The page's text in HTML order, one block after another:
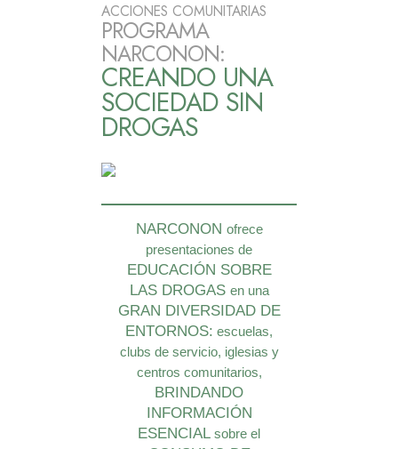
ACCIONES COMUNITARIAS
PROGRAMA
NARCONON:
CREANDO UNA
SOCIEDAD SIN
DROGAS
NARCONON ofrece
presentaciones de
EDUCACIÓN SOBRE
LAS DROGAS en una
GRAN DIVERSIDAD DE
ENTORNOS: escuelas,
clubs de servicio, iglesias y
centros comunitarios,
BRINDANDO
INFORMACIÓN
ESENCIAL sobre el